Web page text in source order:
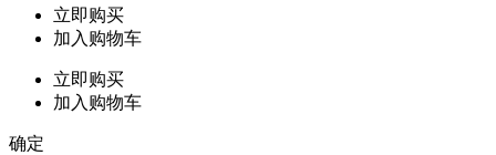
立即购买
加入购物车
立即购买
加入购物车
确定